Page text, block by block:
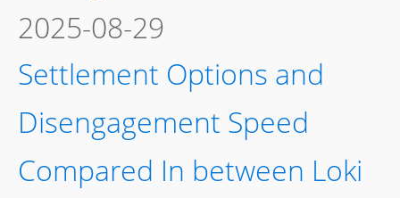
2025-08-29
Settlement Options and
Disengagement Speed
Compared In between Loki